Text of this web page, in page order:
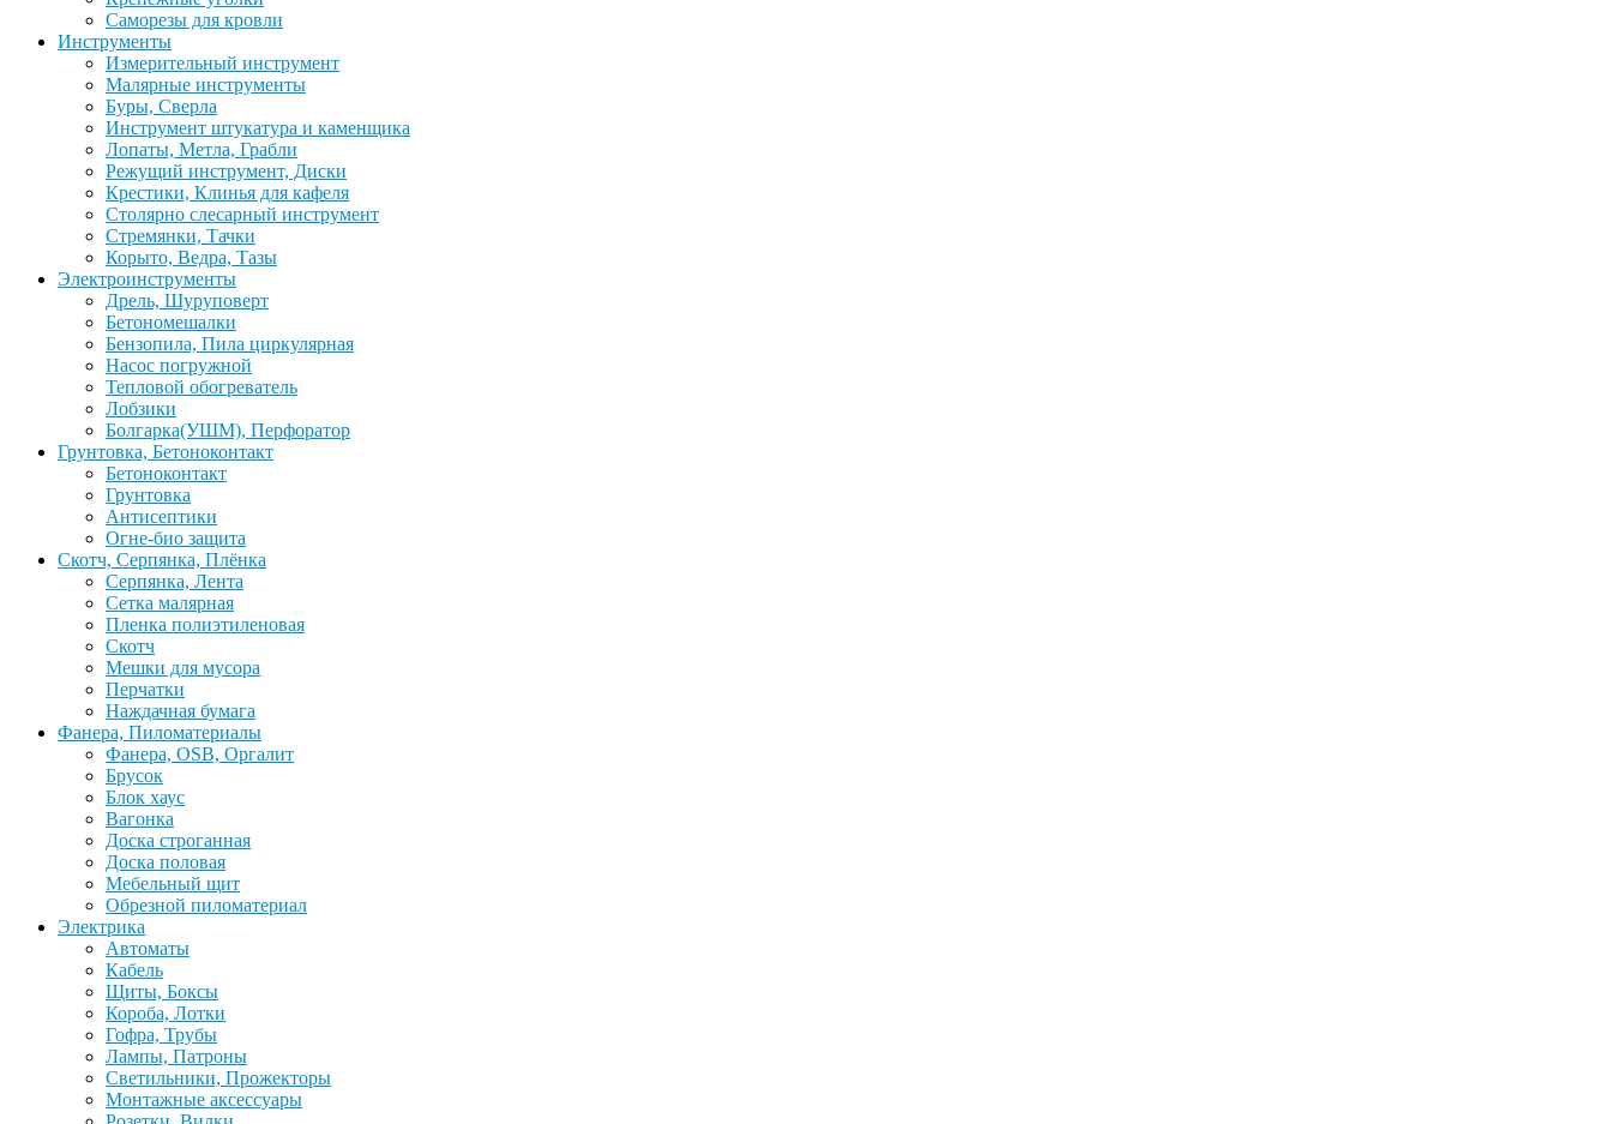
Саморезы для кровли
Инструменты
Измерительный инструмент
Малярные инструменты
Буры, Сверла
Инструмент штукатура и каменщика
Лопаты, Метла, Грабли
Режущий инструмент, Диски
Крестики, Клинья для кафеля
Столярно слесарный инструмент
Стремянки, Тачки
Корыто, Ведра, Тазы
Электроинструменты
Дрель, Шуруповерт
Бетономешалки
Бензопила, Пила циркулярная
Насос погружной
Тепловой обогреватель
Лобзики
Болгарка(УШМ), Перфоратор
Грунтовка, Бетоноконтакт
Бетоноконтакт
Грунтовка
Антисептики
Огне-био защита
Скотч, Серпянка, Плёнка
Серпянка, Лента
Сетка малярная
Пленка полиэтиленовая
Скотч
Мешки для мусора
Перчатки
Наждачная бумага
Фанера, Пиломатериалы
Фанера, OSB, Оргалит
Брусок
Блок хаус
Вагонка
Доска строганная
Доска половая
Мебельный щит
Обрезной пиломатериал
Электрика
Автоматы
Кабель
Щиты, Боксы
Короба, Лотки
Гофра, Трубы
Лампы, Патроны
Светильники, Прожекторы
Монтажные аксессуары